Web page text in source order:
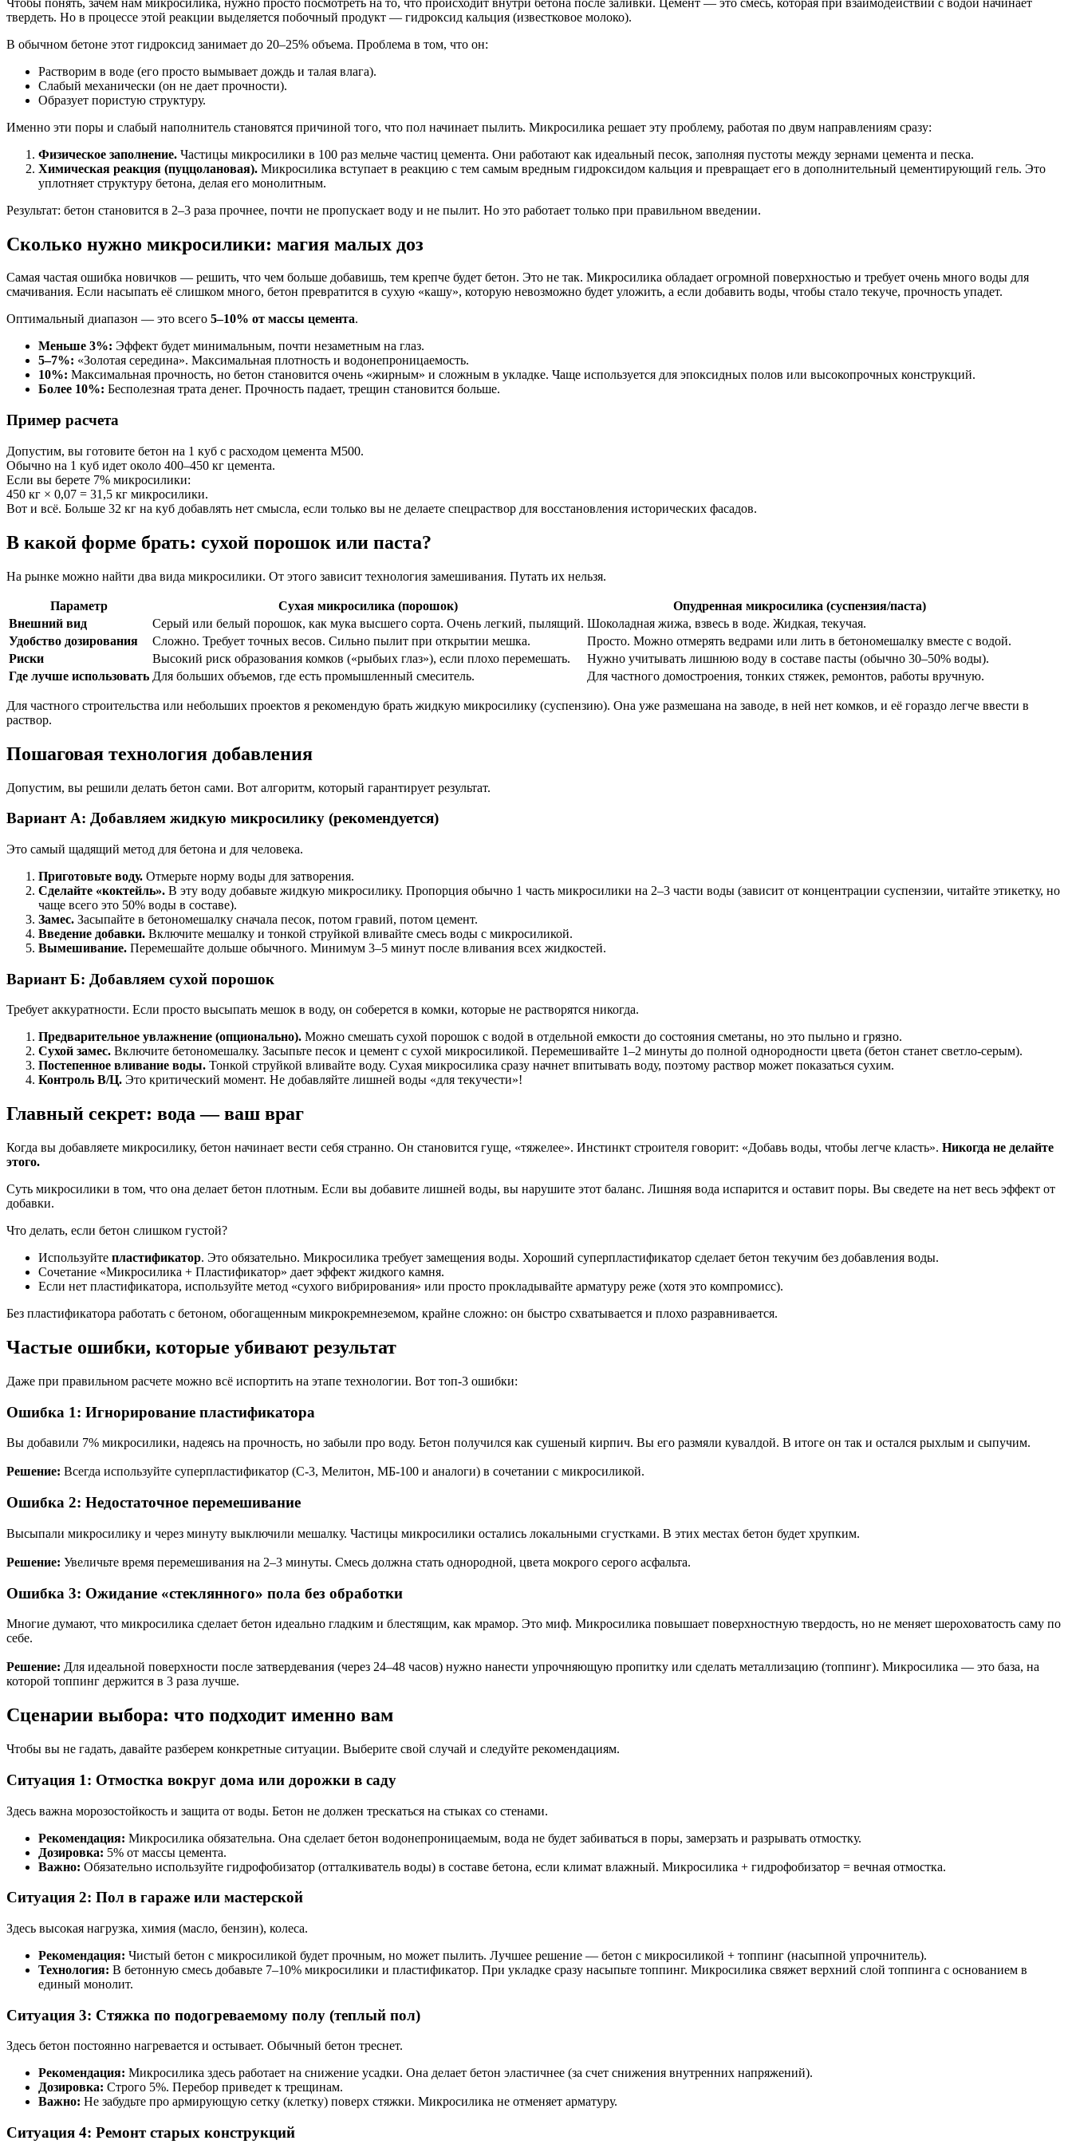
твердеть. Но в процессе этой реакции выделяется побочный продукт — гидроксид кальция (известковое молоко).
В обычном бетоне этот гидроксид занимает до 20–25% объема. Проблема в том, что он:
Растворим в воде (его просто вымывает дождь и талая влага).
Слабый механически (он не дает прочности).
Образует пористую структуру.
Именно эти поры и слабый наполнитель становятся причиной того, что пол начинает пылить. Микросилика решает эту проблему, работая по двум направлениям сразу:
Физическое заполнение. Частицы микросилики в 100 раз мельче частиц цемента. Они работают как идеальный песок, заполняя пустоты между зернами цемента и песка.
Химическая реакция (пуццолановая). Микросилика вступает в реакцию с тем самым вредным гидроксидом кальция и превращает его в дополнительный цементирующий гель. Это
уплотняет структуру бетона, делая его монолитным.
Результат: бетон становится в 2–3 раза прочнее, почти не пропускает воду и не пылит. Но это работает только при правильном введении.
Сколько нужно микросилики: магия малых доз
Самая частая ошибка новичков — решить, что чем больше добавишь, тем крепче будет бетон. Это не так. Микросилика обладает огромной поверхностью и требует очень много воды для
смачивания. Если насыпать её слишком много, бетон превратится в сухую «кашу», которую невозможно будет уложить, а если добавить воды, чтобы стало текуче, прочность упадет.
Оптимальный диапазон — это всего 5–10% от массы цемента.
Меньше 3%: Эффект будет минимальным, почти незаметным на глаз.
5–7%: «Золотая середина». Максимальная плотность и водонепроницаемость.
10%: Максимальная прочность, но бетон становится очень «жирным» и сложным в укладке. Чаще используется для эпоксидных полов или высокопрочных конструкций.
Более 10%: Бесполезная трата денег. Прочность падает, трещин становится больше.
Пример расчета
Допустим, вы готовите бетон на 1 куб с расходом цемента М500.
Обычно на 1 куб идет около 400–450 кг цемента.
Если вы берете 7% микросилики:
450 кг × 0,07 = 31,5 кг микросилики.
Вот и всё. Больше 32 кг на куб добавлять нет смысла, если только вы не делаете спецраствор для восстановления исторических фасадов.
В какой форме брать: сухой порошок или паста?
На рынке можно найти два вида микросилики. От этого зависит технология замешивания. Путать их нельзя.
Параметр Сухая микросилика (порошок)
Опудренная микросилика (суспензия/паста)
Внешний вид
Серый или белый порошок, как мука высшего сорта. Очень легкий, пылящий. Шоколадная жижа, взвесь в воде. Жидкая, текучая.
Удобство дозирования
Сложно. Требует точных весов. Сильно пылит при открытии мешка.
Просто. Можно отмерять ведрами или лить в бетономешалку вместе с водой.
Риски
Высокий риск образования комков («рыбьих глаз»), если плохо перемешать.
Нужно учитывать лишнюю воду в составе пасты (обычно 30–50% воды).
Где лучше использовать Для больших объемов, где есть промышленный смеситель. Для частного домостроения, тонких стяжек, ремонтов, работы вручную.
Для частного строительства или небольших проектов я рекомендую брать жидкую микросилику (суспензию). Она уже размешана на заводе, в ней нет комков, и её гораздо легче ввести в
раствор.
Пошаговая технология добавления
Допустим, вы решили делать бетон сами. Вот алгоритм, который гарантирует результат.
Вариант А: Добавляем жидкую микросилику (рекомендуется)
Это самый щадящий метод для бетона и для человека.
Приготовьте воду. Отмерьте норму воды для затворения.
Сделайте «коктейль». В эту воду добавьте жидкую микросилику. Пропорция обычно 1 часть микросилики на 2–3 части воды (зависит от концентрации суспензии, читайте этикетку, но
чаще всего это 50% воды в составе).
Замес. Засыпайте в бетономешалку сначала песок, потом гравий, потом цемент.
Введение добавки. Включите мешалку и тонкой струйкой вливайте смесь воды с микросиликой.
Вымешивание. Перемешайте дольше обычного. Минимум 3–5 минут после вливания всех жидкостей.
Вариант Б: Добавляем сухой порошок
Требует аккуратности. Если просто высыпать мешок в воду, он соберется в комки, которые не растворятся никогда.
Предварительное увлажнение (опционально). Можно смешать сухой порошок с водой в отдельной емкости до состояния сметаны, но это пыльно и грязно.
Сухой замес. Включите бетономешалку. Засыпьте песок и цемент с сухой микросиликой. Перемешивайте 1–2 минуты до полной однородности цвета (бетон станет светло-серым).
Постепенное вливание воды. Тонкой струйкой вливайте воду. Сухая микросилика сразу начнет впитывать воду, поэтому раствор может показаться сухим.
Контроль В/Ц. Это критический момент. Не добавляйте лишней воды «для текучести»!
Главный секрет: вода — ваш враг
Когда вы добавляете микросилику, бетон начинает вести себя странно. Он становится гуще, «тяжелее». Инстинкт строителя говорит: «Добавь воды, чтобы легче класть». Никогда не делайте
этого.
Суть микросилики в том, что она делает бетон плотным. Если вы добавите лишней воды, вы нарушите этот баланс. Лишняя вода испарится и оставит поры. Вы сведете на нет весь эффект от
добавки.
Что делать, если бетон слишком густой?
Используйте пластификатор. Это обязательно. Микросилика требует замещения воды. Хороший суперпластификатор сделает бетон текучим без добавления воды.
Сочетание «Микросилика + Пластификатор» дает эффект жидкого камня.
Если нет пластификатора, используйте метод «сухого вибрирования» или просто прокладывайте арматуру реже (хотя это компромисс).
Без пластификатора работать с бетоном, обогащенным микрокремнеземом, крайне сложно: он быстро схватывается и плохо разравнивается.
Частые ошибки, которые убивают результат
Даже при правильном расчете можно всё испортить на этапе технологии. Вот топ-3 ошибки:
Ошибка 1: Игнорирование пластификатора
Вы добавили 7% микросилики, надеясь на прочность, но забыли про воду. Бетон получился как сушеный кирпич. Вы его размяли кувалдой. В итоге он так и остался рыхлым и сыпучим.
Решение: Всегда используйте суперпластификатор (С-3, Мелитон, МБ-100 и аналоги) в сочетании с микросиликой.
Ошибка 2: Недостаточное перемешивание
Высыпали микросилику и через минуту выключили мешалку. Частицы микросилики остались локальными сгустками. В этих местах бетон будет хрупким.
Решение: Увеличьте время перемешивания на 2–3 минуты. Смесь должна стать однородной, цвета мокрого серого асфальта.
Ошибка 3: Ожидание «стеклянного» пола без обработки
Многие думают, что микросилика сделает бетон идеально гладким и блестящим, как мрамор. Это миф. Микросилика повышает поверхностную твердость, но не меняет шероховатость саму по
себе.
Решение: Для идеальной поверхности после затвердевания (через 24–48 часов) нужно нанести упрочняющую пропитку или сделать металлизацию (топпинг). Микросилика — это база, на
которой топпинг держится в 3 раза лучше.
Сценарии выбора: что подходит именно вам
Чтобы вы не гадать, давайте разберем конкретные ситуации. Выберите свой случай и следуйте рекомендациям.
Ситуация 1: Отмостка вокруг дома или дорожки в саду
Здесь важна морозостойкость и защита от воды. Бетон не должен трескаться на стыках со стенами.
Рекомендация: Микросилика обязательна. Она сделает бетон водонепроницаемым, вода не будет забиваться в поры, замерзать и разрывать отмостку.
Дозировка: 5% от массы цемента.
Важно: Обязательно используйте гидрофобизатор (отталкиватель воды) в составе бетона, если климат влажный. Микросилика + гидрофобизатор = вечная отмостка.
Ситуация 2: Пол в гараже или мастерской
Здесь высокая нагрузка, химия (масло, бензин), колеса.
Рекомендация: Чистый бетон с микросиликой будет прочным, но может пылить. Лучшее решение — бетон с микросиликой + топпинг (насыпной упрочнитель).
Технология: В бетонную смесь добавьте 7–10% микросилики и пластификатор. При укладке сразу насыпьте топпинг. Микросилика свяжет верхний слой топпинга с основанием в
единый монолит.
Ситуация 3: Стяжка по подогреваемому полу (теплый пол)
Здесь бетон постоянно нагревается и остывает. Обычный бетон треснет.
Рекомендация: Микросилика здесь работает на снижение усадки. Она делает бетон эластичнее (за счет снижения внутренних напряжений).
Дозировка: Строго 5%. Перебор приведет к трещинам.
Важно: Не забудьте про армирующую сетку (клетку) поверх стяжки. Микросилика не отменяет арматуру.
Ситуация 4: Ремонт старых конструкций